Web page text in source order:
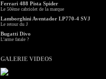
Ferrari 488 Pista Spider
Le 50ème cabriolet de la marque
Lamborghini Aventador LP770-4 SVJ
Le retour du J
Bugatti Divo
L'arme fatale ?
GALERIE VIDEOS